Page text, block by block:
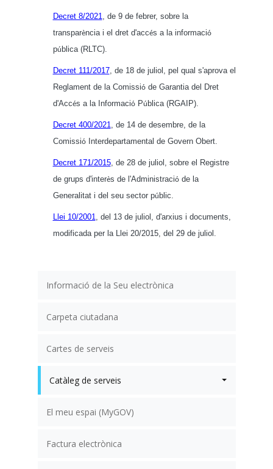
Informació de la Seu electrònica
Carpeta ciutadana
Cartes de serveis
Catàleg de serveis
El meu espai (MyGOV)
Factura electrònica
Decret 8/2021, de 9 de febrer, sobre la
transparència i el dret d'accés a la informació
pú blica (RLTC).
Decret 111/2017, de 18 de juliol, pel qual s'aprova el
Reglament de la Comissióde Garantia del Dret
d'Accés a la InformacióPú blica (RGAIP).
Decret 400/2021, de 14 de desembre, de la
ComissióInterdepartamental de Govern Obert.
Decret 171/2015, de 28 de juliol, sobre el Registre
de grups d'interès de l'Administracióde la
Generalitat i del seu sector pú blic.
Llei 10/2001, del 13 de juliol, d'arxius i documents,
modificada per la Llei 20/2015, del 29 de juliol.